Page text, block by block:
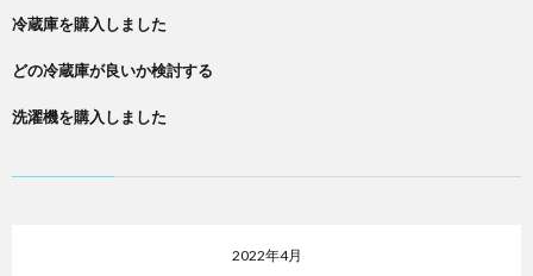
冷蔵庫を購入しました
どの冷蔵庫が良いか検討する
洗濯機を購入しました
2022年4月